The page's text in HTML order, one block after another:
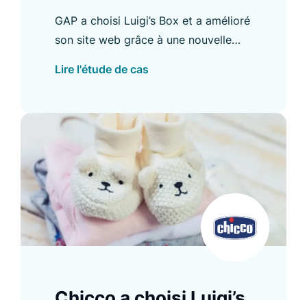
Recommender de 28
%
GAP a choisi Luigi’s Box et a amélioré
son site web grâce à une nouvelle
des résultats sur plusieurs domaines.
Lire l'étude de cas